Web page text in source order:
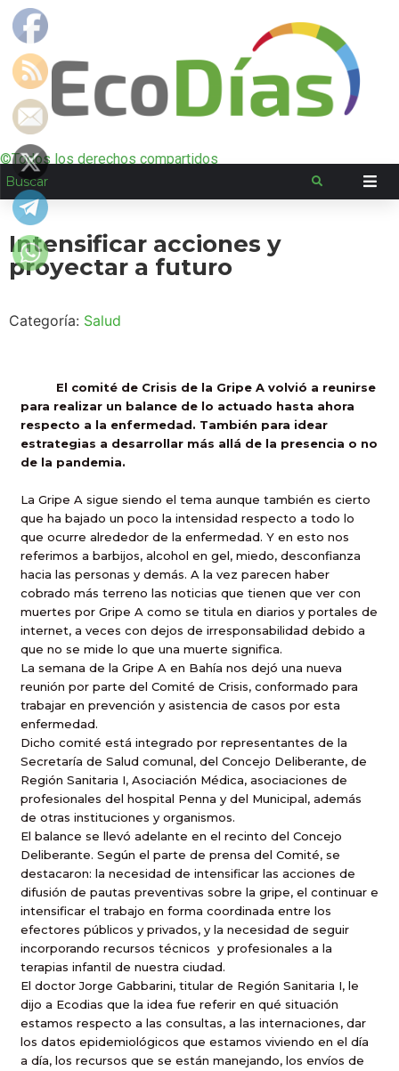
©Todos los derechos compartidos
Intensificar acciones y
proyectar a futuro
Categoría: Salud
El comité de Crisis de la Gripe A volvió a reunirse
para realizar un balance de lo actuado hasta ahora
respecto a la enfermedad. También para idear
estrategias a desarrollar más allá de la presencia o no
de la pandemia.
La Gripe A sigue siendo el tema aunque también es cierto
que ha bajado un poco la intensidad respecto a todo lo
que ocurre alrededor de la enfermedad. Y en esto nos
referimos a barbijos, alcohol en gel, miedo, desconfianza
hacia las personas y demás. A la vez parecen haber
cobrado más terreno las noticias que tienen que ver con
muertes por Gripe A como se titula en diarios y portales de
internet, a veces con dejos de irresponsabilidad debido a
que no se mide lo que una muerte significa.
La semana de la Gripe A en Bahía nos dejó una nueva
reunión por parte del Comité de Crisis, conformado para
trabajar en prevención y asistencia de casos por esta
enfermedad.
Dicho comité está integrado por representantes de la
Secretaría de Salud comunal, del Concejo Deliberante, de
Región Sanitaria I, Asociación Médica, asociaciones de
profesionales del hospital Penna y del Municipal, además
de otras instituciones y organismos.
El balance se llevó adelante en el recinto del Concejo
Deliberante. Según el parte de prensa del Comité, se
destacaron: la necesidad de intensificar las acciones de
difusión de pautas preventivas sobre la gripe, el continuar e
intensificar el trabajo en forma coordinada entre los
efectores públicos y privados, y la necesidad de seguir
incorporando recursos técnicos y profesionales a la
terapias infantil de nuestra ciudad.
El doctor Jorge Gabbarini, titular de Región Sanitaria I, le
dijo a Ecodias que la idea fue referir en qué situación
estamos respecto a las consultas, a las internaciones, dar
los datos epidemiológicos que estamos viviendo en el día
a día, los recursos que se están manejando, los envíos de